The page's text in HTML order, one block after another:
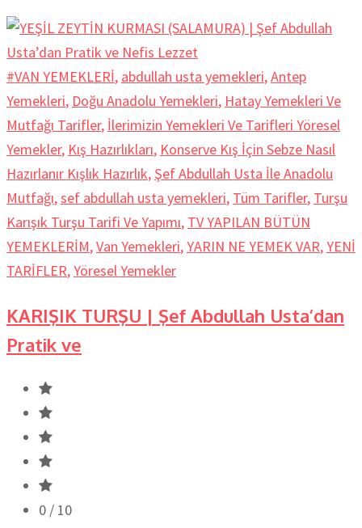
#VAN YEMEKLERİ, abdullah usta yemekleri,Antep
Yemekleri, Doğu Anadolu Yemekleri, Hatay Yemekleri Ve
Mutfağı Tarifler, İlerimizin Yemekleri Ve Tarifleri Yöresel
Yemekler, Kış Hazırlıkları, Konserve Kış İçin Sebze Nasıl
Hazırlanır Kışlık Hazırlık, Şef Abdullah Usta İle Anadolu
Mutfağı,sef abdullah usta yemekleri, Tüm Tarifler, Turşu
Karışık Turşu Tarifi Ve Yapımı, TV YAPILAN BÜTÜN
YEMEKLERİM,Van Yemekleri,YARIN NE YEMEK VAR,YENİ
TARİFLER,Yöresel Yemekler
KARIŞIK TURŞU | Şef Abdullah Usta’dan
Pratik ve
0 / 10